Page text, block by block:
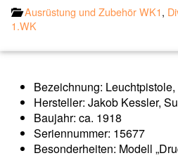
Ausrüstung und Zubehör WK1,
1.WK
Bezeichnung: Leuchtpistole,
Hersteller: Jakob Kessler,
Baujahr: ca. 1918
Seriennummer: 15677
Besonderheiten: Modell